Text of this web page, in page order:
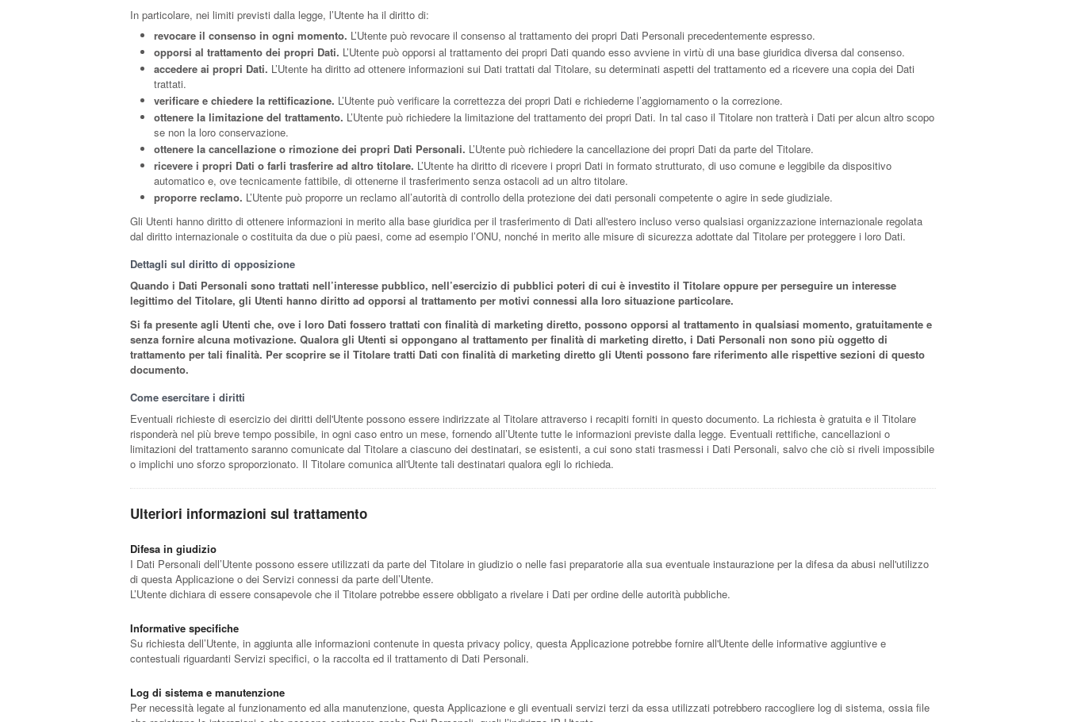
In particolare, nei limiti previsti dalla legge, l’Utente ha il diritto di:
revocare il consenso in ogni momento. L’Utente può revocare il consenso al trattamento dei propri Dati Personali precedentemente espresso.
opporsi al trattamento dei propri Dati. L’Utente può opporsi al trattamento dei propri Dati quando esso avviene in virtù di una base giuridica diversa dal consenso.
accedere ai propri Dati. L’Utente ha diritto ad ottenere informazioni sui Dati trattati dal Titolare, su determinati aspetti del trattamento ed a ricevere una copia dei Dati
trattati.
verificare e chiedere la rettificazione. L’Utente può verificare la correttezza dei propri Dati e richiederne l’aggiornamento o la correzione.
ottenere la limitazione del trattamento. L’Utente può richiedere la limitazione del trattamento dei propri Dati. In tal caso il Titolare non tratterà i Dati per alcun altro scopo
se non la loro conservazione.
ottenere la cancellazione o rimozione dei propri Dati Personali. L’Utente può richiedere la cancellazione dei propri Dati da parte del Titolare.
ricevere i propri Dati o farli trasferire ad altro titolare. L’Utente ha diritto di ricevere i propri Dati in formato strutturato, di uso comune e leggibile da dispositivo
automatico e, ove tecnicamente fattibile, di ottenerne il trasferimento senza ostacoli ad un altro titolare.
proporre reclamo. L’Utente può proporre un reclamo all’autorità di controllo della protezione dei dati personali competente o agire in sede giudiziale.
Gli Utenti hanno diritto di ottenere informazioni in merito alla base giuridica per il trasferimento di Dati all'estero incluso verso qualsiasi organizzazione internazionale regolata
dal diritto internazionale o costituita da due o più paesi, come ad esempio l’ONU, nonché in merito alle misure di sicurezza adottate dal Titolare per proteggere i loro Dati.
Dettagli sul diritto di opposizione
Quando i Dati Personali sono trattati nell’interesse pubblico, nell’esercizio di pubblici poteri di cui è investito il Titolare oppure per perseguire un interesse
legittimo del Titolare, gli Utenti hanno diritto ad opporsi al trattamento per motivi connessi alla loro situazione particolare.
Si fa presente agli Utenti che, ove i loro Dati fossero trattati con finalità di marketing diretto, possono opporsi al trattamento in qualsiasi momento, gratuitamente e
senza fornire alcuna motivazione. Qualora gli Utenti si oppongano al trattamento per finalità di marketing diretto, i Dati Personali non sono più oggetto di
trattamento per tali finalità. Per scoprire se il Titolare tratti Dati con finalità di marketing diretto gli Utenti possono fare riferimento alle rispettive sezioni di questo
documento.
Come esercitare i diritti
Eventuali richieste di esercizio dei diritti dell'Utente possono essere indirizzate al Titolare attraverso i recapiti forniti in questo documento. La richiesta è gratuita e il Titolare
risponderà nel più breve tempo possibile, in ogni caso entro un mese, fornendo all’Utente tutte le informazioni previste dalla legge. Eventuali rettifiche, cancellazioni o
limitazioni del trattamento saranno comunicate dal Titolare a ciascuno dei destinatari, se esistenti, a cui sono stati trasmessi i Dati Personali, salvo che ciò si riveli impossibile
o implichi uno sforzo sproporzionato. Il Titolare comunica all'Utente tali destinatari qualora egli lo richieda.
Ulteriori informazioni sul trattamento
Difesa in giudizio
I Dati Personali dell’Utente possono essere utilizzati da parte del Titolare in giudizio o nelle fasi preparatorie alla sua eventuale instaurazione per la difesa da abusi nell'utilizzo
di questa Applicazione o dei Servizi connessi da parte dell’Utente.
L’Utente dichiara di essere consapevole che il Titolare potrebbe essere obbligato a rivelare i Dati per ordine delle autorità pubbliche.
Informative specifiche
Su richiesta dell’Utente, in aggiunta alle informazioni contenute in questa privacy policy, questa Applicazione potrebbe fornire all'Utente delle informative aggiuntive e
contestuali riguardanti Servizi specifici, o la raccolta ed il trattamento di Dati Personali.
Log di sistema e manutenzione
Per necessità legate al funzionamento ed alla manutenzione, questa Applicazione e gli eventuali servizi terzi da essa utilizzati potrebbero raccogliere log di sistema, ossia file